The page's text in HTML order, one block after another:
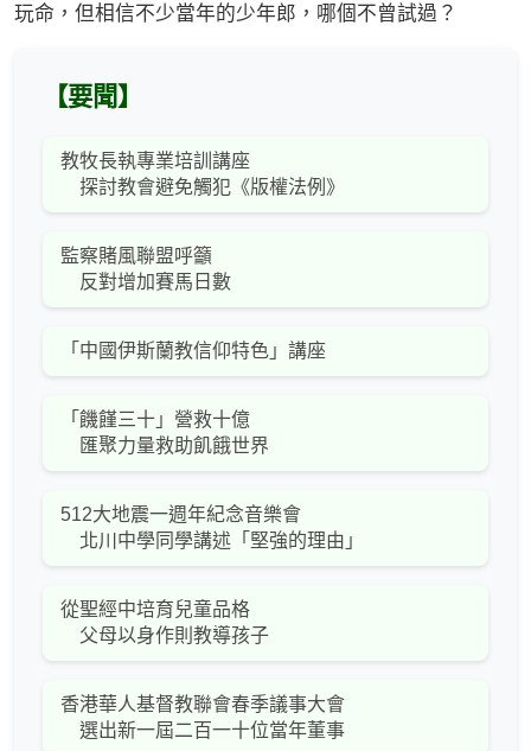
玩命，但相信不少當年的少年郎，哪個不曾試過？
【要聞】
教牧長執專業培訓講座
探討教會避免觸犯《版權法例》
監察賭風聯盟呼籲
反對增加賽馬日數
「中國伊斯蘭教信仰特色」講座
「饑饉三十」營救十億
匯聚力量救助飢餓世界
512大地震一週年紀念音樂會
北川中學同學講述「堅強的理由」
從聖經中培育兒童品格
父母以身作則教導孩子
香港華人基督教聯會春季議事大會
選出新一屆二百一十位當年董事